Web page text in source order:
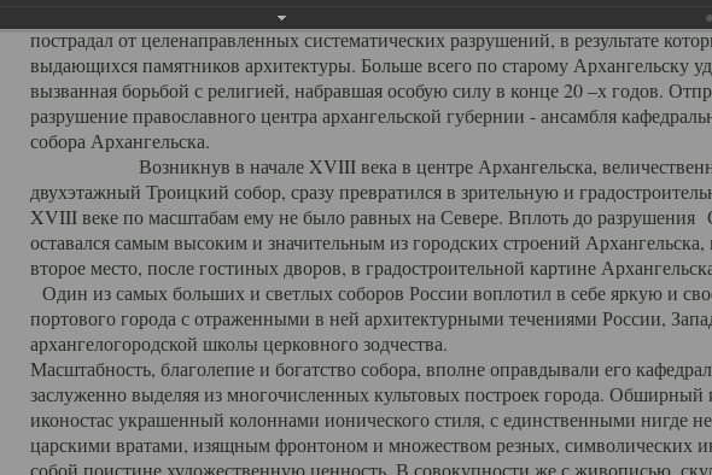
Сегодня мы можем говорить, что Архангельск в большей мере, чем другие
пострадал от целенаправленных систематических разрушений, в результате
выдающихся памятников архитектуры. Больше всего по старому Архангельску
вызванная борьбой с религией, набравшая особую силу в конце 20 –х годов.
разрушение православного центра архангельской губернии - ансамбля
собора Архангельска.
Возникнув в начале XVIII века в центре Архангельска,
двухэтажный Троицкий собор, сразу превратился в зрительную и
XVIII веке по масштабам ему не было равных на Севере. Вплоть до разрушения
оставался самым высоким и значительным из городских строений
второе место, после гостиных дворов, в градостроительной картине
Один из самых больших и светлых соборов России воплотил в себе яркую и
портового города с отраженными в ней архитектурными течениями России,
архангелогородской школы церковного зодчества.
Масштабность, благолепие и богатство собора, вполне оправдывали его
заслуженно выделяя из многочисленных культовых построек города. Обширный
иконостас украшенный колоннами ионического стиля, с единственными нигде
царскими вратами, изящным фронтоном и множеством резных, символических
собой поистине художественную ценность. В совокупности же с живописью,